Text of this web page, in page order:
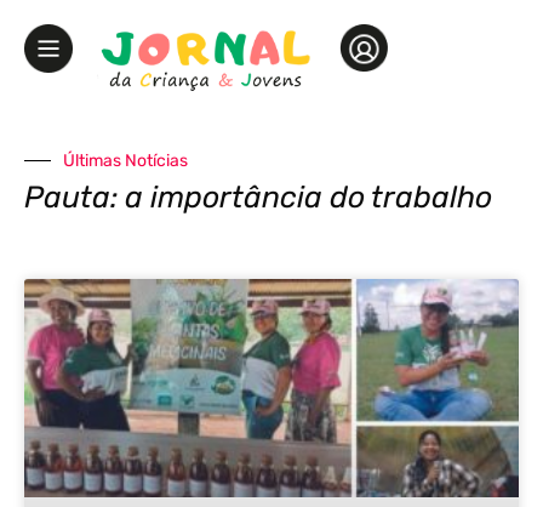
Últimas Notícias
Pauta: a importância do trabalho